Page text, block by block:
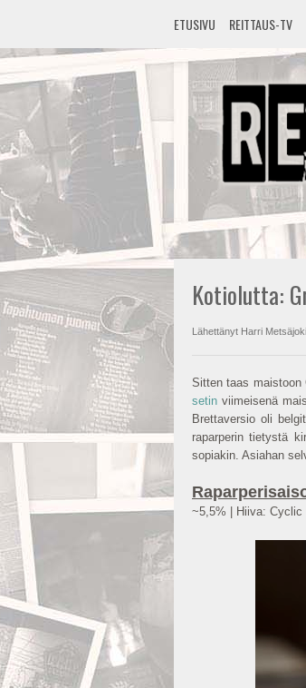
ETUSIVU REITTAUS-TV
Kotiolutta:
Lähettänyt Harri Metsäjoki
Sitten taas maistoon
setin viimeisenä
Brettaversio oli
raparperin tietystä
sopiakin. Asiahan
~5,5% | Hiiva: Cyclic